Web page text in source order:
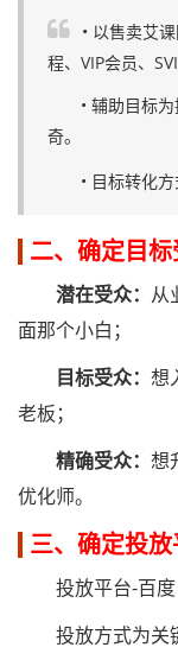
• 以售卖艾
程、VIP会员、
• 辅助目标为
奇。
• 目标转化方
二、确定目
潜在受众： 从
面那个小白；
目标受众： 想
老板；
精确受众： 想
优化师。
三、确定投
投放平台-百度
投放方式为关